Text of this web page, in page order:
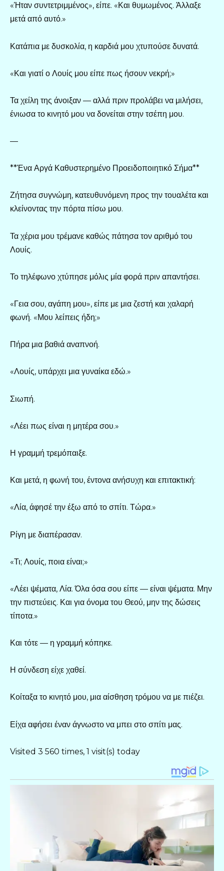
«Ήταν συντετριμμένος», είπε. «Και θυμωμένος. Άλλαξε
μετά από αυτό.»
Κατάπια με δυσκολία, η καρδιά μου χτυπούσε δυνατά.
«Και γιατί ο Λουίς μου είπε πως ήσουν νεκρή;»
Τα χείλη της άνοιξαν — αλλά πριν προλάβει να μιλήσει,
ένιωσα το κινητό μου να δονείται στην τσέπη μου.
—
**Ένα Αργά Καθυστερημένο Προειδοποιητικό Σήμα**
Ζήτησα συγνώμη, κατευθυνόμενη προς την τουαλέτα και
κλείνοντας την πόρτα πίσω μου.
Τα χέρια μου τρέμανε καθώς πάτησα τον αριθμό του
Λουίς.
Το τηλέφωνο χτύπησε μόλις μία φορά πριν απαντήσει.
«Γεια σου, αγάπη μου», είπε με μια ζεστή και χαλαρή
φωνή. «Μου λείπεις ήδη;»
Πήρα μια βαθιά αναπνοή.
«Λουίς, υπάρχει μια γυναίκα εδώ.»
Σιωπή.
«Λέει πως είναι η μητέρα σου.»
Η γραμμή τρεμόπαιξε.
Και μετά, η φωνή του, έντονα ανήσυχη και επιτακτική:
«Λία, άφησέ την έξω από το σπίτι. Τώρα.»
Ρίγη με διαπέρασαν.
«Τι; Λουίς, ποια είναι;»
«Λέει ψέματα, Λία. Όλα όσα σου είπε — είναι ψέματα. Μην
την πιστεύεις. Και για όνομα του Θεού, μην της δώσεις
τίποτα.»
Και τότε — η γραμμή κόπηκε.
Η σύνδεση είχε χαθεί.
Κοίταξα το κινητό μου, μια αίσθηση τρόμου να με πιέζει.
Είχα αφήσει έναν άγνωστο να μπει στο σπίτι μας.
Visited 3 560 times, 1 visit(s) today